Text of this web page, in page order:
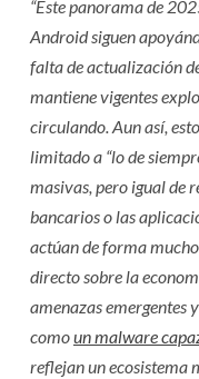
“Este panorama de
Android siguen
falta de actualización
mantiene vigentes
circulando. Aun así,
limitado a “lo de
masivas, pero igual de
bancarios o las
actúan de forma
directo sobre la
amenazas emergentes
comoun malware
reflejan un ecosistema